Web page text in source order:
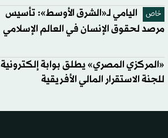
خاص
اليامي لـ«الشرق الأوسط»: تأسيس
مرصد لحقوق الإنسان في العالم الإسلامي
«المركزي المصري» يطلق بوابة إلكترونية
للجنة الاستقرار المالي الأفريقية